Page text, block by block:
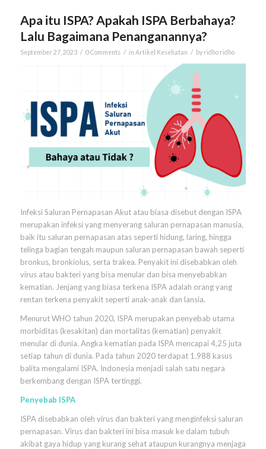
Apa itu ISPA? Apakah ISPA Berbahaya?
Lalu Bagaimana Penanganannya?
September 27, 2023 / 0 Comments / in Artikel Kesehatan / by ridho ridho
Infeksi Saluran Pernapasan Akut atau biasa disebut dengan ISPA
merupakan infeksi yang menyerang saluran pernapasan manusia,
baik itu saluran pernapasan atas seperti hidung, laring, hingga
telinga bagian tengah maupun saluran pernapasan bawah seperti
bronkus, bronkiolus, serta trakea. Penyakit ini disebabkan oleh
virus atau bakteri yang bisa menular dan bisa menyebabkan
kematian. Jenjang yang biasa terkena ISPA adalah orang yang
rentan terkena penyakit seperti anak-anak dan lansia.
Menurut WHO tahun 2020, ISPA merupakan penyebab utama
morbiditas (kesakitan) dan mortalitas (kematian) penyakit
menular di dunia. Angka kematian pada ISPA mencapai 4,25 juta
setiap tahun di dunia. Pada tahun 2020 terdapat 1.988 kasus
balita mengalami ISPA. Indonesia menjadi salah satu negara
berkembang dengan ISPA tertinggi.
Penyebab ISPA
ISPA disebabkan oleh virus dan bakteri yang menginfeksi saluran
pernapasan. Virus dan bakteri ini bisa masuk ke dalam tubuh
akibat gaya hidup yang kurang sehat ataupun kurangnya menjaga